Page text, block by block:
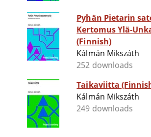
Pyhän Pietarin
Kertomus Ylä-
(Finnish)
Kálmán Mikszáth
252 downloads
Taikaviitta
Kálmán Mikszáth
249 downloads